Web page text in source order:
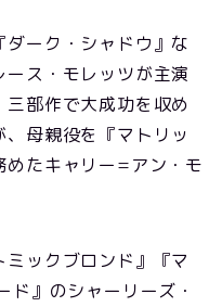
ダーク・シャドウ』な
ス・モレッツが主演
部作で大成功を収め
母親役を『マトリッ
めたキャリー=アン・モ
ックブロンド』『マ
ド』のシャーリーズ・